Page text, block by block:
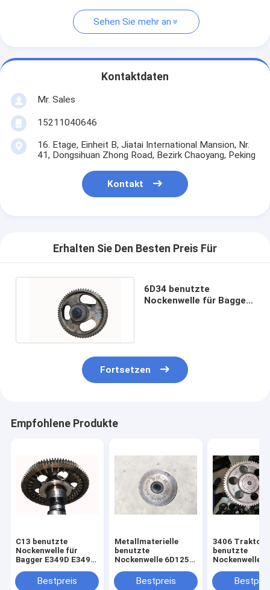
Sehen Sie mehr an
Kontaktdaten
Mr. Sales
15211040646
16. Etage, Einheit B, Jiatai International Mansion, Nr.
41, Dongsihuan Zhong Road, Bezirk Chaoyang, Peking
Kontakt
Erhalten Sie Den Besten Preis Für
6D34 benutzte
Nockenwelle für Bagger
Fortsetzen
Empfohlene Produkte
C13 benutzte
Nockenwelle für
Bagger E349D E349F
Bestpreis
Metallmaterielle
benutzte
Nockenwelle 6D125
Bagger PC400-5 PC
450-7-8
Bestpreis
3406 Traktor-
benutzte
Nockenwelle
7W3796